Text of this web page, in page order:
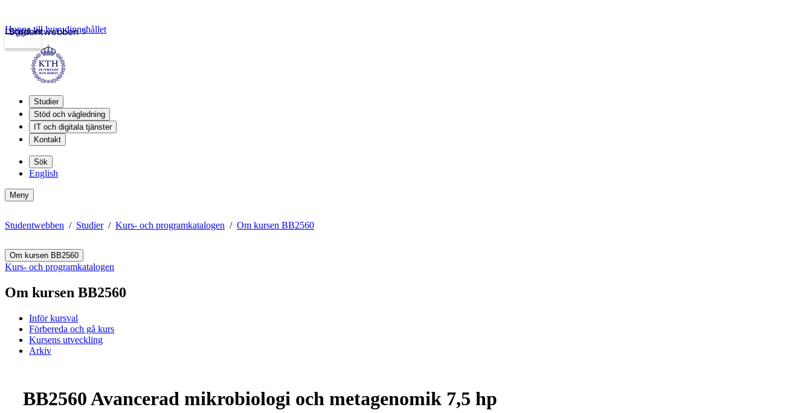
Studentwebben
Logga in
Hoppa till huvudinnehållet
Studier
Stöd och vägledning
IT och digitala tjänster
Kontakt
Sök
English
Meny
Studentwebben Studier Kurs- och programkatalogen Om kursen BB2560
Om kursen BB2560
Kurs- och programkatalogen
Om kursen BB2560
Inför kursval
Förbereda och gå kurs
Kursens utveckling
Arkiv
BB2560 Avancerad mikrobiologi och metagenomik 7,5 hp